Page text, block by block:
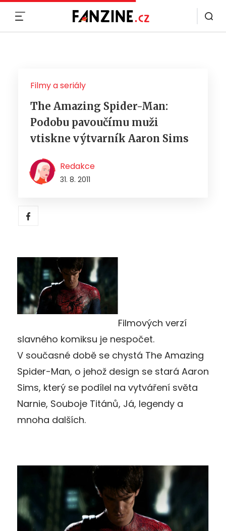
Filmy a seriály
The Amazing Spider-Man:
Podobu pavoučímu muži
vtiskne výtvarník Aaron Sims
Redakce
31. 8. 2011
Filmových verzí
slavného komiksu je nespočet.
V současné době se chystá The Amazing
Spider-Man, o jehož design se stará Aaron
Sims, který se podílel na vytváření světa
Narnie, Souboje Titánů, Já, legendy a
mnoha dalších.